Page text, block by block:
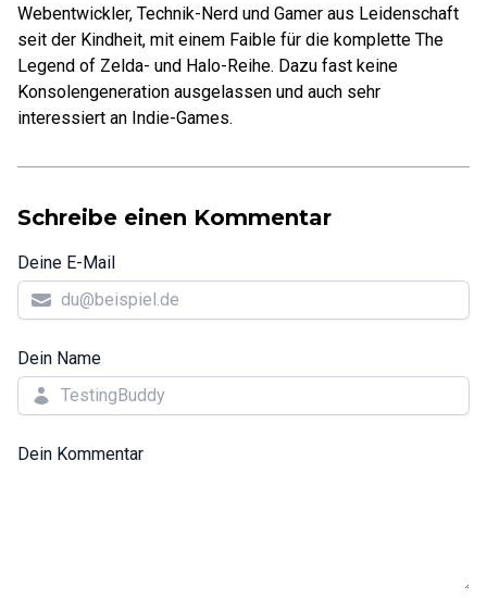
Webentwickler, Technik-Nerd und Gamer aus Leidenschaft
seit der Kindheit, mit einem Faible für die komplette The
Legend of Zelda- und Halo-Reihe. Dazu fast keine
Konsolengeneration ausgelassen und auch sehr
interessiert an Indie-Games.
Schreibe einen Kommentar
Deine E-Mail
Dein Name
Dein Kommentar